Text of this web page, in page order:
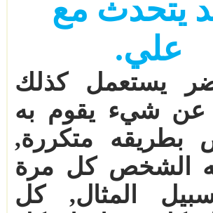
يتحدث مع
علي.
يستعمل كذلك
عن شيء يقوم به
بطريقه متكررة,
الشخص كل مرة
المثال, كل